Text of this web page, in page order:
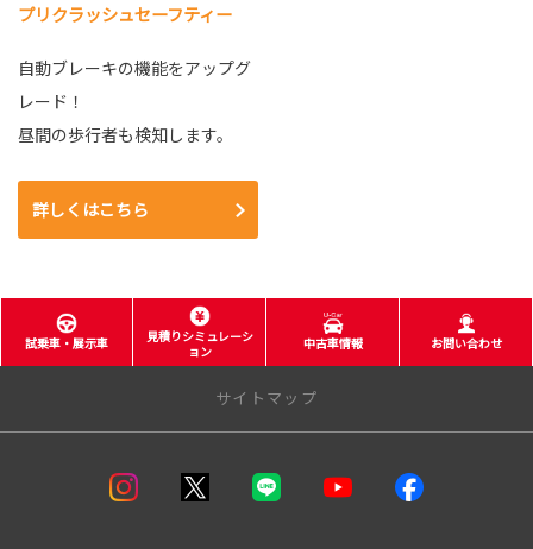
プリクラッシュセーフティー
自動ブレーキの機能をアップグ
レード！
昼間の歩行者も検知します。
詳しくはこちら
試乗車・展示車
見積りシミュレーシ
ョン
中古車情報 お問い合わせ
サイトマップ